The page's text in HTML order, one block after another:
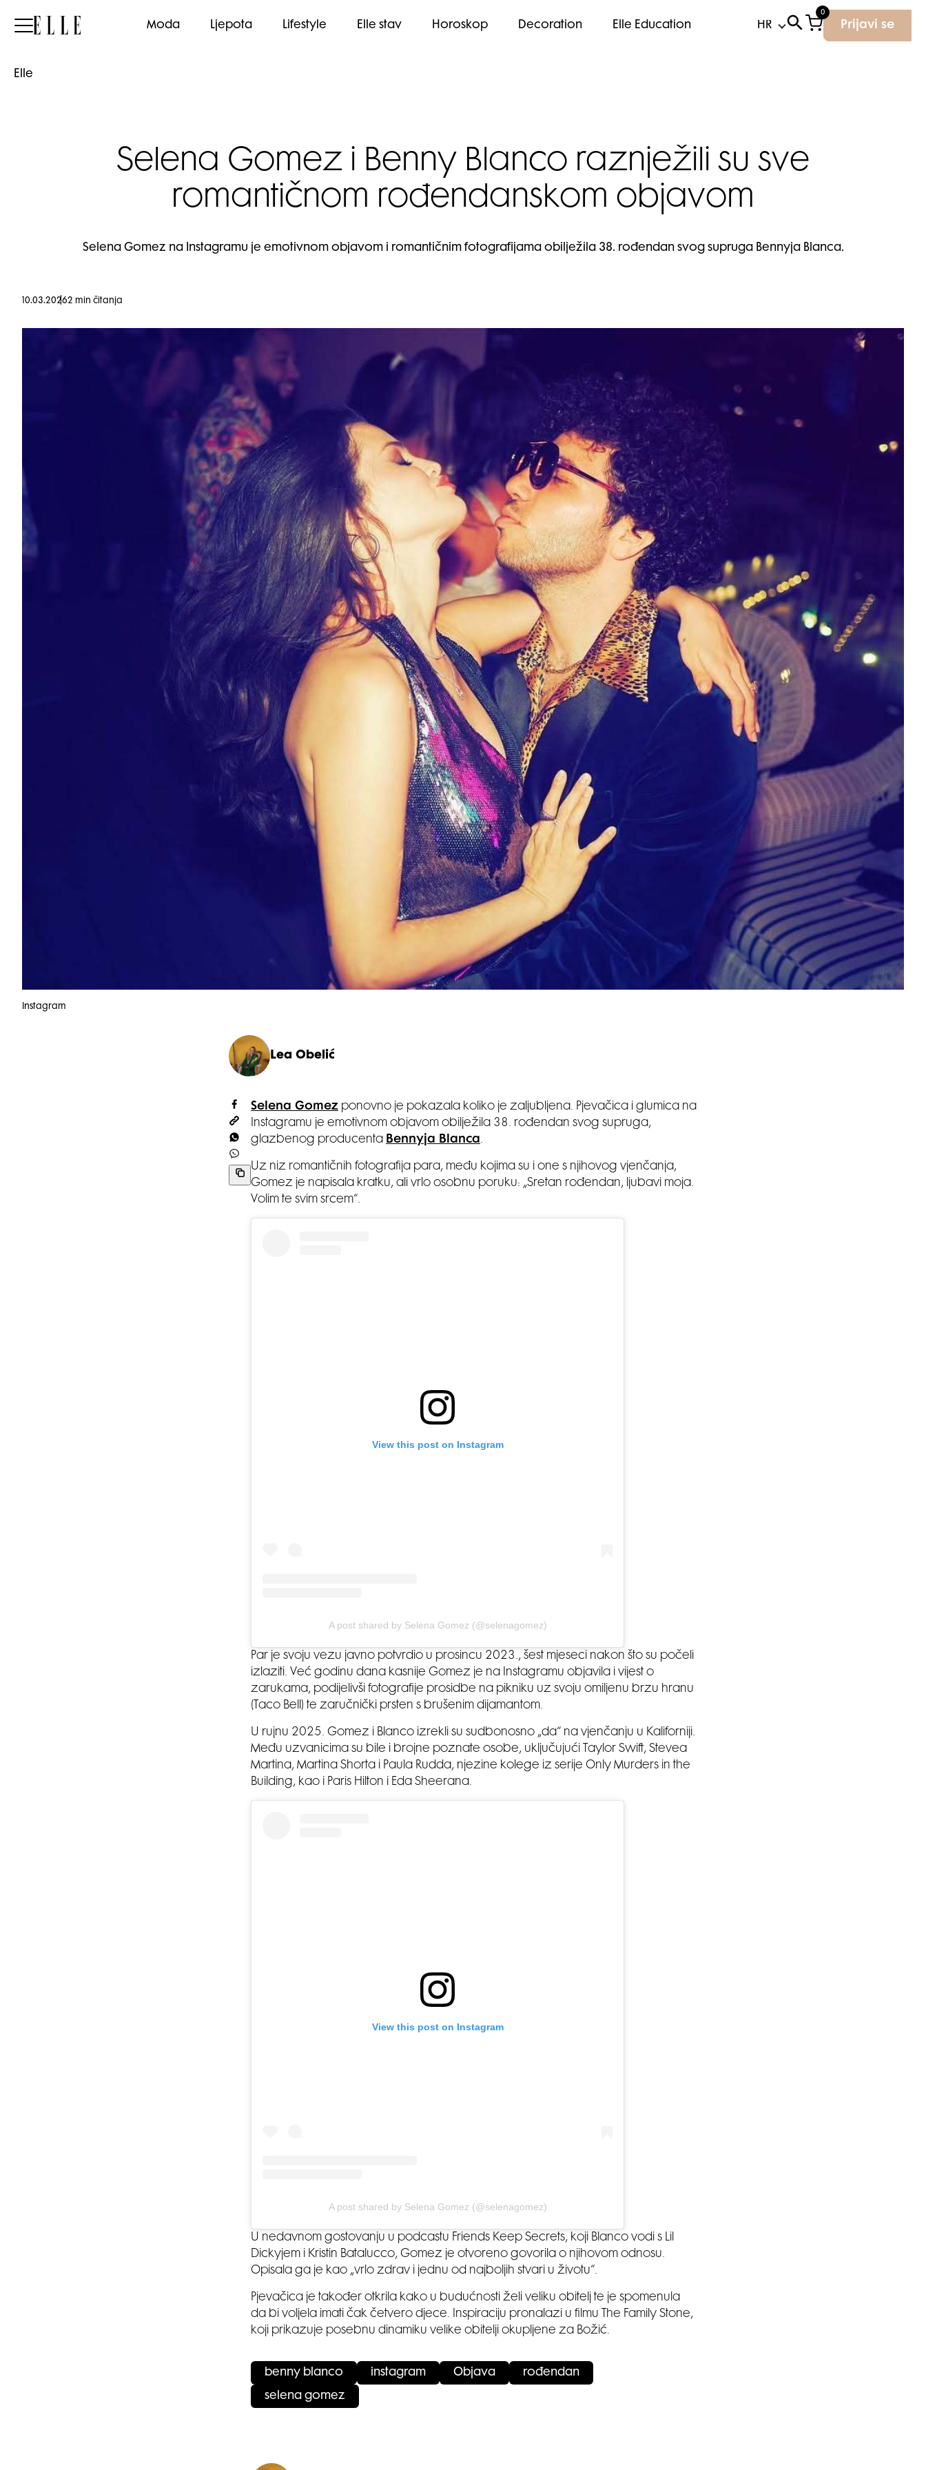
Elle Moda Ljepota Lifestyle Elle stav Horoskop Decoration Elle Education
0
Prijavi se
Elle
Selena Gomez i Benny Blanco raznježili su sve
romantičnom rođendanskom objavom
Selena Gomez na Instagramu je emotivnom objavom i romantičnim fotografijama obilježila 38. rođendan svog supruga Bennyja Blanca.
10.03.20262 min čitanja
Instagram
Lea Obelić
Selena Gomez ponovno je pokazala koliko je zaljubljena. Pjevačica i glumica na
Instagramu je emotivnom objavom obilježila 38. rođendan svog supruga,
glazbenog producenta Bennyja Blanca.
Uz niz romantičnih fotografija para, među kojima su i one s njihovog vjenčanja,
Gomez je napisala kratku, ali vrlo osobnu poruku: „Sretan rođendan, ljubavi moja.
Volim te svim srcem“.
View this post on Instagram
A post shared by Selena Gomez (@selenagomez)
Par je svoju vezu javno potvrdio u prosincu 2023., šest mjeseci nakon što su počeli
izlaziti. Već godinu dana kasnije Gomez je na Instagramu objavila i vijest o
zarukama, podijelivši fotografije prosidbe na pikniku uz svoju omiljenu brzu hranu
(Taco Bell) te zaručnički prsten s brušenim dijamantom.
U rujnu 2025. Gomez i Blanco izrekli su sudbonosno „da“ na vjenčanju u Kaliforniji.
Među uzvanicima su bile i brojne poznate osobe, uključujući Taylor Swift, Stevea
Martina, Martina Shorta i Paula Rudda, njezine kolege iz serije Only Murders in the
Building, kao i Paris Hilton i Eda Sheerana.
View this post on Instagram
A post shared by Selena Gomez (@selenagomez)
U nedavnom gostovanju u podcastu Friends Keep Secrets, koji Blanco vodi s Lil
Dickyjem i Kristin Batalucco, Gomez je otvoreno govorila o njihovom odnosu.
Opisala ga je kao „vrlo zdrav i jednu od najboljih stvari u životu“.
Pjevačica je također otkrila kako u budućnosti želi veliku obitelj te je spomenula
da bi voljela imati čak četvero djece. Inspiraciju pronalazi u filmu The Family Stone,
koji prikazuje posebnu dinamiku velike obitelji okupljene za Božić.
benny blanco instagram Objava rođendan
selena gomez